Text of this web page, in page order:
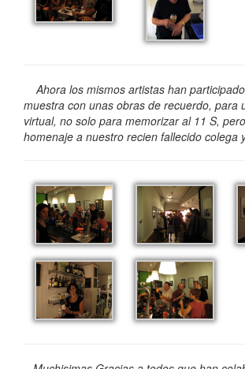
Ahora los mismos artistas han
muestra con unas obras de recuerdo, para
virtual, no solo para memorizar al 11 S,
homenaje a nuestro recien fallecido colega